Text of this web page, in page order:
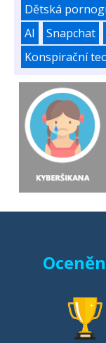
Dětská
AI
Snapchat
Konspirační